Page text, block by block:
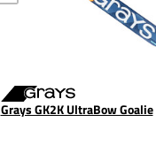
Grays GK2K UltraBow Goalie